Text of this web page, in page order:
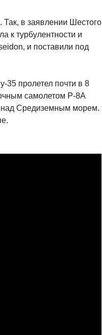
Так, в заявлении Шестого
к турбулентности и
и поставили под
35 пролетел почти в 8
самолетом P-8A
над Средиземным морем.